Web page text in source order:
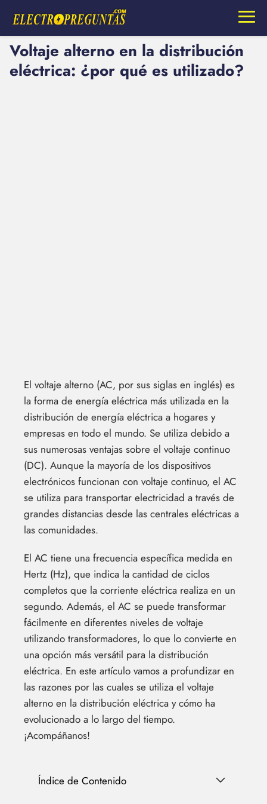
Voltaje alterno en la distribución
eléctrica: ¿por qué es utilizado?
El voltaje alterno (AC, por sus siglas en inglés) es
la forma de energía eléctrica más utilizada en la
distribución de energía eléctrica a hogares y
empresas en todo el mundo. Se utiliza debido a
sus numerosas ventajas sobre el voltaje continuo
(DC). Aunque la mayoría de los dispositivos
electrónicos funcionan con voltaje continuo, el AC
se utiliza para transportar electricidad a través de
grandes distancias desde las centrales eléctricas a
las comunidades.
El AC tiene una frecuencia específica medida en
Hertz (Hz), que indica la cantidad de ciclos
completos que la corriente eléctrica realiza en un
segundo. Además, el AC se puede transformar
fácilmente en diferentes niveles de voltaje
utilizando transformadores, lo que lo convierte en
una opción más versátil para la distribución
eléctrica. En este artículo vamos a profundizar en
las razones por las cuales se utiliza el voltaje
alterno en la distribución eléctrica y cómo ha
evolucionado a lo largo del tiempo.
¡Acompáñanos!
Índice de Contenido